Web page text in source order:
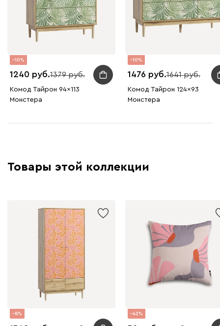
10
1240 1379
Комод Тайрон 94x113
Монстера ​
10
1476 1641
Комод Тайрон 124x93
Монстера ​
Товары этой коллекции
8 42